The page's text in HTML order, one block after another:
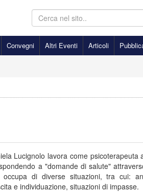
Convegni Altri Eventi Articoli
Lucignolo lavora come
a "domande di salute"
occupa di diverse situazioni, tra cui:
e individuazione, situazioni di impasse.